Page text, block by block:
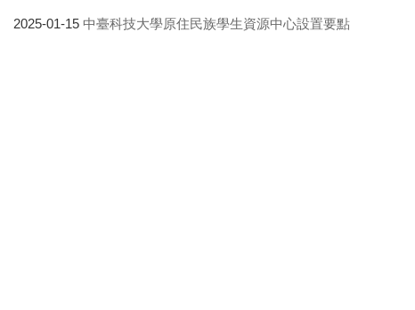
2025-01-15 中臺科技大學原住民族學生資源中心設置要點